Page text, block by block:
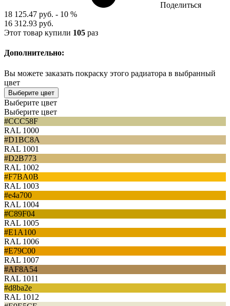
Поделиться
18 125.47 руб. - 10 %
16 312.93 руб.
Этот товар купили 105 раз
Дополнительно:
Вы можете заказать покраску этого радиатора в выбранный
цвет
Выберите цвет
Выберите цвет
Выберите цвет
#CCC58F
RAL 1000
#D1BC8A
RAL 1001
#D2B773
RAL 1002
#F7BA0B
RAL 1003
#e4a700
RAL 1004
#C89F04
RAL 1005
#E1A100
RAL 1006
#E79C00
RAL 1007
#AF8A54
RAL 1011
#d8ba2e
RAL 1012